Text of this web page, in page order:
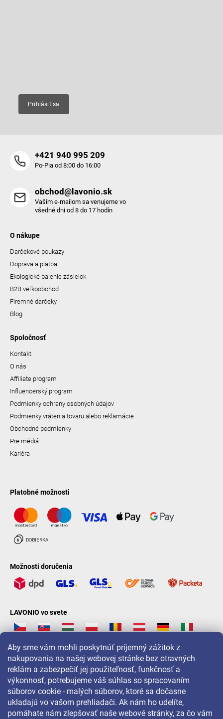
Aby sme vám mohli poskytnúť príjemný zážitok z
nakupovania na našej webovej stránke bez otravných
reklám a zabezpečiť jej použiteľnosť, funkčnosť a
výkonnosť, potrebujeme váš súhlas so spracovaním
súborov cookie - malých súborov, ktoré sa dočasne
ukladajú vo vašom prehliadači. Ak nám ho udelíte,
pomáhate nám zlepšovať naše webové stránky, za čo vám
Prihlásiť sa
+421 940 995 209
Po-Pia od 8:00 do 16:00
obchod@lavonio.sk
Vaším e-mailom sa venujeme vo
všedné dni od 8 do 17 hodín
O nákupe
Darčekové poukazy
Doprava a platba
Ekologické balenie zásielok
B2B veľkoobchod
Firemné darčeky
Blog
Spoločnosť
Kontakt
O nás
Affiliate program
Influencerský program
Podmienky ochrany osobných údajov
Podmienky vrátenia tovaru alebo reklamácie
Obchodné podmienky
Pre médiá
Kariéra
Platobné možnosti
Možnosti doručenia
LAVONIO vo svete
Pre akcie, súťaže a zľavy nás sledujte na: